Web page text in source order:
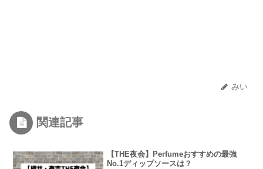
みい
関連記事
【THE夜会】Perfumeおすすめの最強
No.1ディップソースは？